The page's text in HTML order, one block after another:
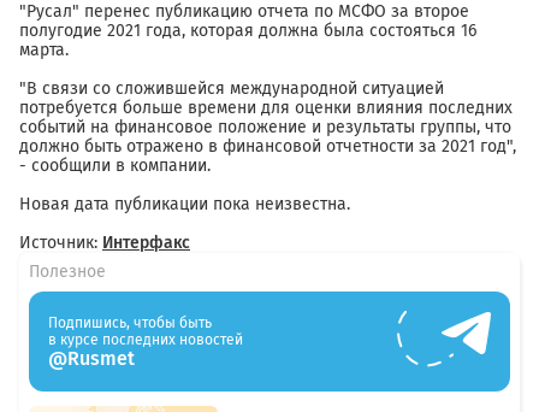
"Русал" перенес публикацию отчета по МСФО за второе
полугодие 2021 года, которая должна была состояться 16
марта.
"В связи со сложившейся международной ситуацией
потребуется больше времени для оценки влияния последних
событий на финансовое положение и результаты группы, что
должно быть отражено в финансовой отчетности за 2021 год",
- сообщили в компании.
Новая дата публикации пока неизвестна.
Источник: Интерфакс
Полезное
Подпишись, чтобы быть
в курсе последних новостей
@Rusmet